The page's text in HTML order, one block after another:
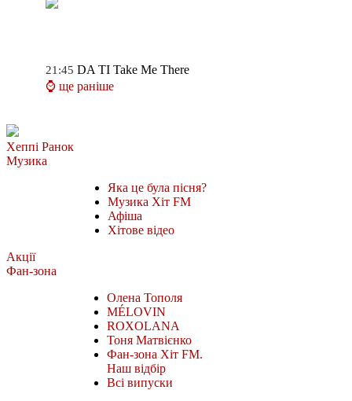
21:45 DA TI Take Me There
⌚ ще раніше
Хеппі Ранок
Музика
Яка це була пісня?
Музика Хіт FM
Афіша
Хітове відео
Акції
Фан-зона
Олена Тополя
MÉLOVIN
ROXOLANA
Тоня Матвієнко
Фан-зона Хіт FM.
Наш відбір
Всі випуски